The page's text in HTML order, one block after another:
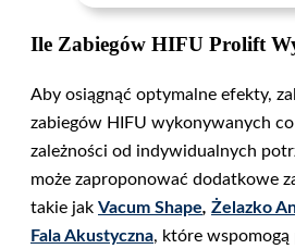
Ile Zabiegów HIFU Prolift
Aby osiągnąć optymalne efekty,
zabiegów HIFU wykonywanych
zależności od indywidualnych
może zaproponować dodatkowe
takie jak Vacum Shape, Żelazko
Fala Akustyczna, które wspomogą